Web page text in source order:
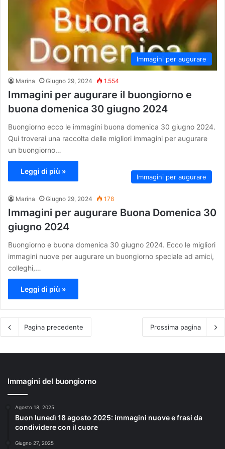
Immagini per augurare
Marina Giugno 29, 2024 1.554
Immagini per augurare il buongiorno e
buona domenica 30 giugno 2024
Buongiorno ecco le immagini buona domenica 30 giugno 2024.
Qui troverai una raccolta delle migliori immagini per augurare
un buongiorno…
Leggi di più »
Immagini per augurare
Marina Giugno 29, 2024 178
Immagini per augurare Buona Domenica 30
giugno 2024
Buongiorno e buona domenica 30 giugno 2024. Ecco le migliori
immagini nuove per augurare un buongiorno speciale ad amici,
colleghi,…
Leggi di più »
Pagina precedente Prossima pagina
Immagini del buongiorno
Agosto 18, 2025
Buon lunedì 18 agosto 2025: immagini nuove e frasi da
condividere con il cuore
Giugno 27, 2025